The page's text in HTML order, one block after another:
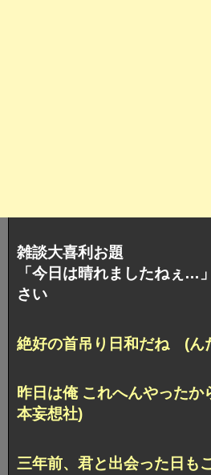
雑談大喜利お題
「今日は晴れましたねぇ…
さい
絶好の首吊り日和だね (ん
昨日は俺 これへんやった
本妄想社)
三年前、君と出会った日も